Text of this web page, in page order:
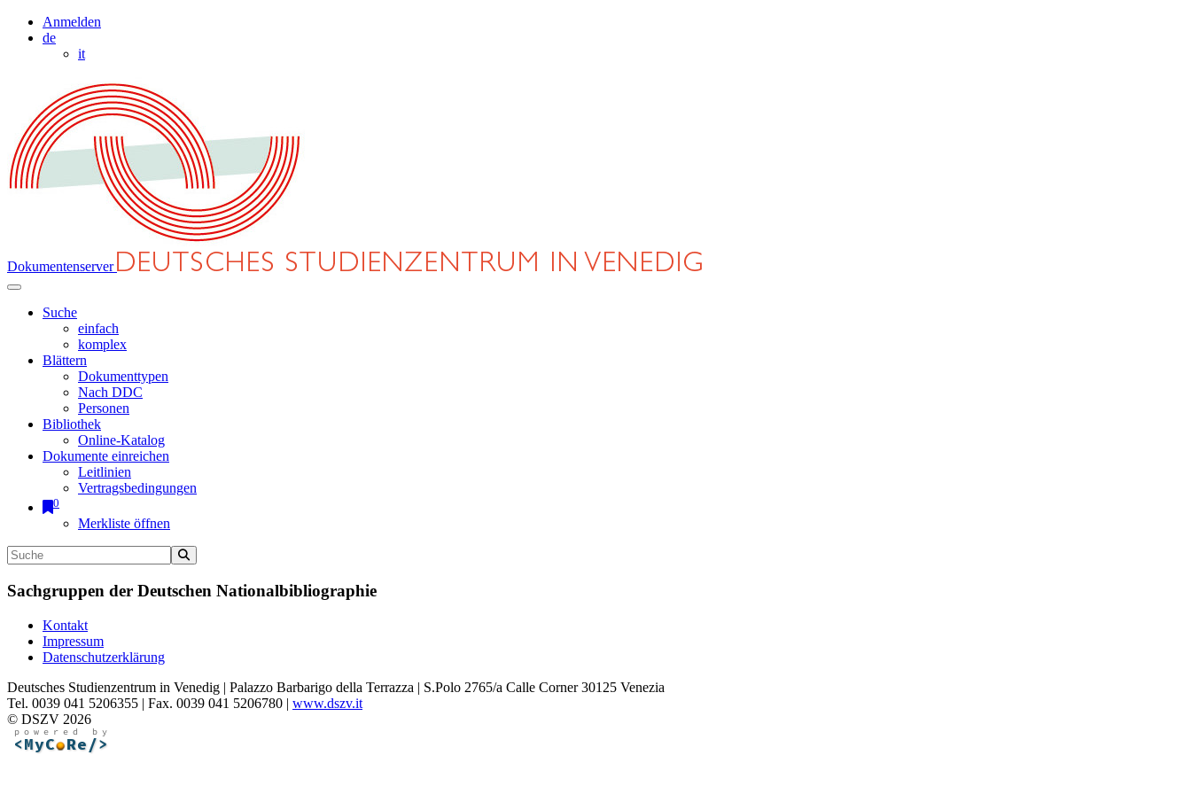
Anmelden
de
it
Dokumentenserver
Suche
einfach
komplex
Blättern
Dokumenttypen
Nach DDC
Personen
Bibliothek
Online-Katalog
Dokumente einreichen
Leitlinien
Vertragsbedingungen
0
Merkliste öffnen
Sachgruppen der Deutschen Nationalbibliographie
Kontakt
Impressum
Datenschutzerklärung
Deutsches Studienzentrum in Venedig | Palazzo Barbarigo della Terrazza | S.Polo 2765/a Calle Corner 30125 Venezia
Tel. 0039 041 5206355 | Fax. 0039 041 5206780 | www.dszv.it
© DSZV 2026